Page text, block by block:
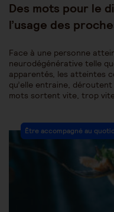
Des mots pour le
l’usage des
Face à une personne
neurodégénérative telle
apparentés, les atteintes
qu’elle entraine,
mots sortent vite, trop
Post
Category:
Être accompagné au